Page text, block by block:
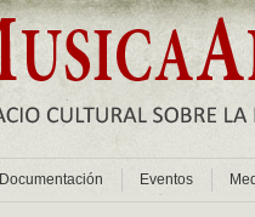
Documentación Eventos